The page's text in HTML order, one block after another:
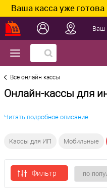
уже готова к ТС
Ваш
Все онлайн кассы
Онлайн-кассы для
Читать подробное описание
Кассы для ИП Мобильные
Фильтр